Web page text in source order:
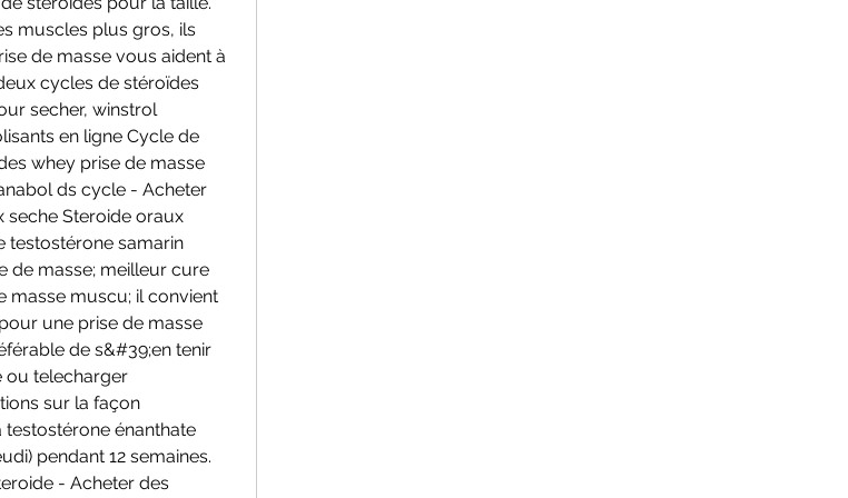
muscles plus gros, ils
de masse vous aident à
cycles de stéroïdes
secher, winstrol
en ligne Cycle de
whey prise de masse
ds cycle - Acheter
seche Steroide oraux
testostérone samarin
de masse; meilleur cure
masse muscu; il convient
une prise de masse
de s&#39;en tenir
ou telecharger
sur la façon
testostérone énanthate
pendant 12 semaines.
- Acheter des